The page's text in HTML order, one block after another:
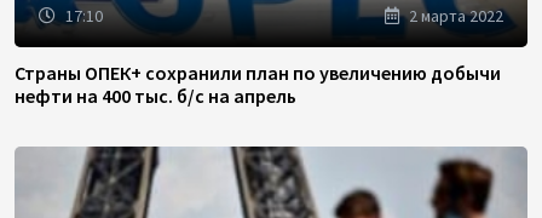
17:10 2 марта 2022
Страны ОПЕК+ сохранили план по увеличению добычи
нефти на 400 тыс. б/с на апрель